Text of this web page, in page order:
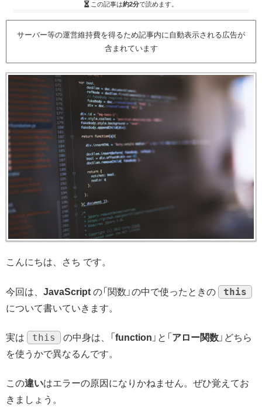
この記事は約2分で読めます。
サーバー等の運営維持費を得るため記事内に自動表示される広告が
含まれています
こんにちは、さち です。
今回は、 JavaScript の「関数」の中で使ったときの this
について書いていきます。
実は this の中身は、「 function 」と「 アロー関数 」どちら
を使うかで異なるんです。
この違いはエラーの原因になりかねません。ぜひ覚えてお
きましょう。